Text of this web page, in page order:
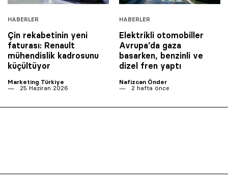
HABERLER
Çin rekabetinin yeni
faturası: Renault
mühendislik kadrosunu
küçültüyor
Marketing Türkiye
25 Haziran 2026
HABERLER
Elektrikli otomobiller
Avrupa’da gaza
basarken, benzinli ve
dizel fren yaptı
Nafizcan Önder
2 hafta önce